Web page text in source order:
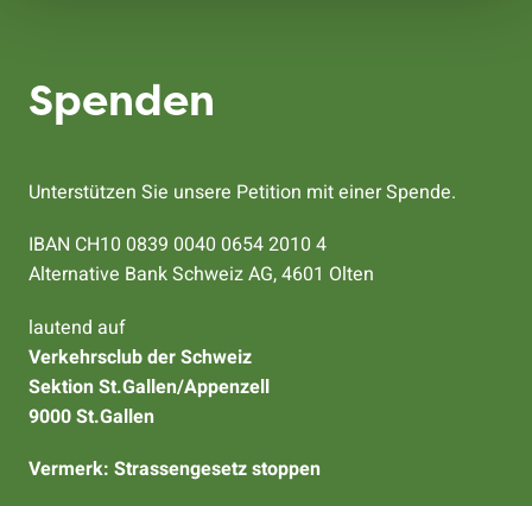
Spenden
Unterstützen Sie unsere Petition mit einer Spende.
IBAN CH10 0839 0040 0654 2010 4
Alternative Bank Schweiz AG, 4601 Olten
lautend auf
Verkehrsclub der Schweiz
Sektion St.Gallen/Appenzell
9000 St.Gallen
Vermerk: Strassengesetz stoppen